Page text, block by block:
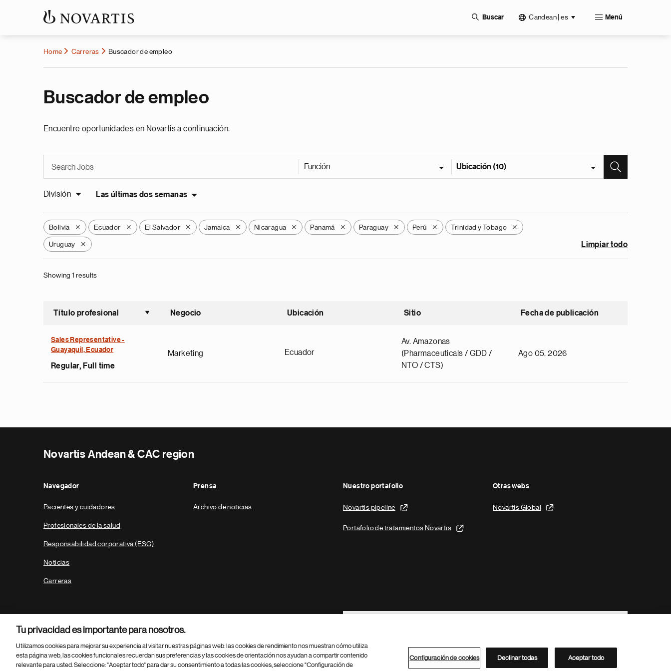
Buscar Candean | es Menú
Home Carreras Buscador de empleo
Buscador de empleo
Encuentre oportunidades en Novartis a continuación.
Función Ubicación (10)
División Las últimas dos semanas
Bolivia X Ecuador X El Salvador X Jamaica X Nicaragua X Panamá X Paraguay X Perú X Trinidad y Tobago X
Uruguay X Limpiar todo
Showing 1 results
Título profesional
Ordenar ascendente
Negocio Ubicación Sitio Fecha de publicación
Sales Representative -
Guayaquil, Ecuador
Regular, Full time
Marketing Ecuador
Av. Amazonas
(Pharmaceuticals / GDD /
NTO / CTS)
Ago 05, 2026
Novartis Andean & CAC region
Navegador
Pacientes y cuidadores
Profesionales de la salud
Responsabilidad corporativa (ESG)
Noticias
Carreras
Prensa
Archivo de noticias
Nuestro portafolio
Novartis pipeline
Portafolio de tratamientos Novartis
Otras webs
Novartis Global
Footer Site Search
Parte
© 2026 Novartis AG Directorio de Novartis
Tu privacidad es importante para nosotros.
Utilizamos cookies para mejorar su experiencia al visitar nuestras páginas web: las cookies de rendimiento nos muestran cómo utiliza
esta página web, las cookies funcionales recuerdan sus preferencias y las cookies de orientación nos ayudan a compartir contenido
relevante para usted. Seleccione: "Aceptar todo" para dar su consentimiento a todas las cookies, seleccione "Configuración de
Configuración de cookies Declinar todas Aceptar todo